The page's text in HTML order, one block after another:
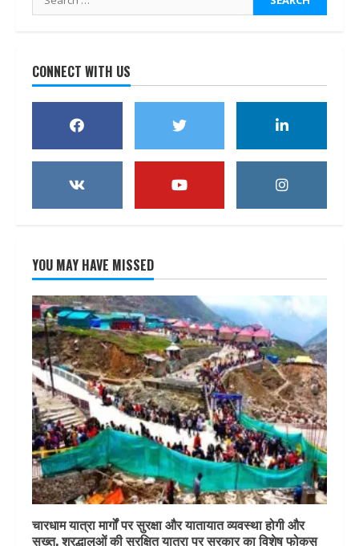
for:
CONNECT WITH US
YOU MAY HAVE MISSED
चारधाम यात्रा मार्गों पर सुरक्षा और यातायात व्यवस्था होगी और
सख्त, श्रद्धालुओं की सुरक्षित यात्रा पर सरकार का विशेष फोकस